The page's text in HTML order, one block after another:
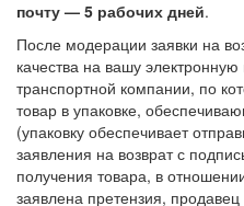
почту — 5 рабочих дней.
После модерации заявки на
качества на вашу
транспортной компании, по
товар в упаковке,
(упаковку обеспечивает
заявления на возврат с
получения товара, в
заявлена претензия,